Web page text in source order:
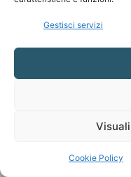
Gestisci servizi
Cookie Policy